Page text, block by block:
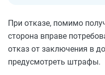
При отказе, помимо
сторона вправе
отказ от заключения в
предусмотреть штрафы.